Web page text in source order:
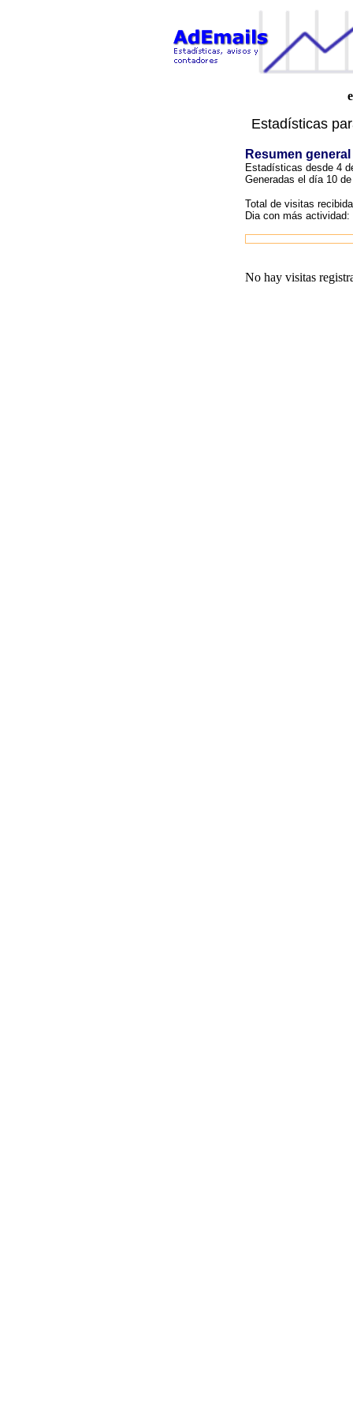
Estadísticas
Resumen general
Estadísticas desde 4
Generadas el día 10
Total de visitas
Dia con más actividad:
No hay visitas